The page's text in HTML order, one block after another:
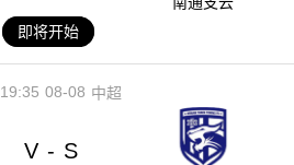
即将开始
08-08
19:35 中超
V - S